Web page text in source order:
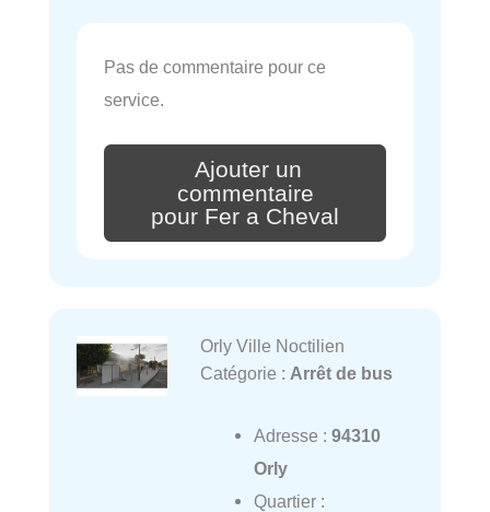
Pas de commentaire pour ce
service.
Ajouter un
commentaire
pour Fer a Cheval
Orly Ville Noctilien
Catégorie : Arrêt de bus
Adresse : 94310
Orly
Quartier :